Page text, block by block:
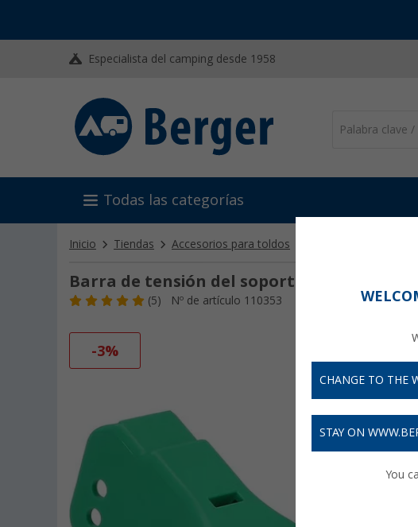
Especialista del camping desde 1958
Todas las categorías
Inicio Tiendas Accesorios para toldos
Barra de tensión del soporte Thule
(5) Nº de artículo 110353
-3%
CHANGE TO THE
STAY ON
You